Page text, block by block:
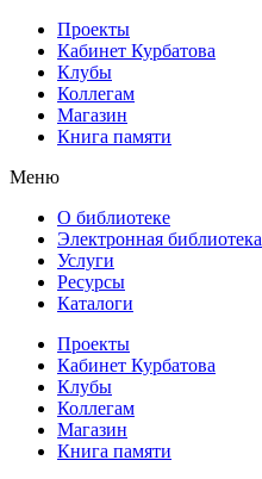
Проекты
Кабинет Курбатова
Клубы
Коллегам
Магазин
Книга памяти
Меню
О библиотеке
Электронная библиотека
Услуги
Ресурсы
Каталоги
Проекты
Кабинет Курбатова
Клубы
Коллегам
Магазин
Книга памяти